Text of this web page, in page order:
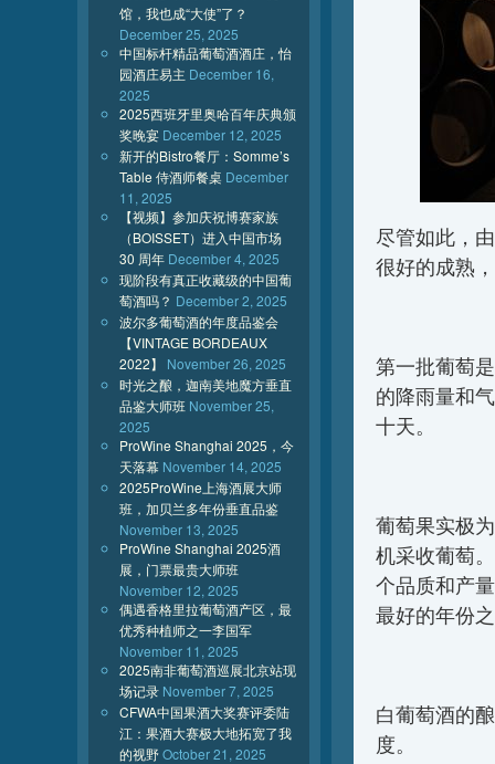
尽管如此，
很好的成熟
第一批葡萄
的降雨量和
十天。
葡萄果实极
机采收葡萄
个品质和产
最好的年份
白葡萄酒的
度。
馆，我也成“大使”了？
December 25, 2025
中国标杆精品葡萄酒酒庄，怡
园酒庄易主 December 16,
2025
2025西班牙里奥哈百年庆典颁
奖晚宴 December 12, 2025
新开的Bistro餐厅：Somme’s
Table 侍酒师餐桌 December
11, 2025
【视频】参加庆祝博赛家族
（BOISSET）进入中国市场
30 周年 December 4, 2025
现阶段有真正收藏级的中国葡
萄酒吗？ December 2, 2025
波尔多葡萄酒的年度品鉴会
【VINTAGE BORDEAUX
2022】
November 26, 2025
时光之酿，迦南美地魔方垂直
品鉴大师班 November 25,
2025
ProWine Shanghai 2025，今
天落幕 November 14, 2025
2025ProWine上海酒展大师
班，加贝兰多年份垂直品鉴
November 13, 2025
ProWine Shanghai 2025酒
展，门票最贵大师班
November 12, 2025
偶遇香格里拉葡萄酒产区，最
优秀种植师之一李国军
November 11, 2025
2025南非葡萄酒巡展北京站现
场记录 November 7, 2025
CFWA中国果酒大奖赛评委陆
江：果酒大赛极大地拓宽了我
的视野October 21, 2025